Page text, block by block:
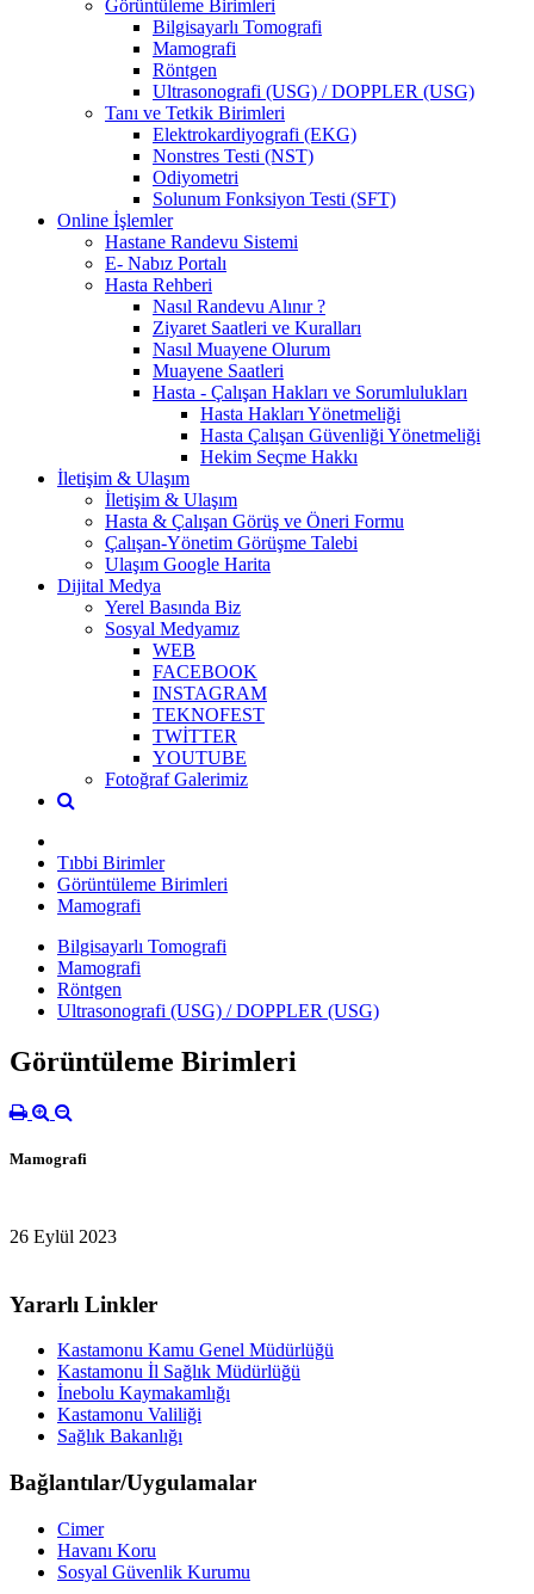
Görüntüleme Birimleri
Bilgisayarlı Tomografi
Mamografi
Röntgen
Ultrasonografi (USG) / DOPPLER (USG)
Tanı ve Tetkik Birimleri
Elektrokardiyografi (EKG)
Nonstres Testi (NST)
Odiyometri
Solunum Fonksiyon Testi (SFT)
Online İşlemler
Hastane Randevu Sistemi
E- Nabız Portalı
Hasta Rehberi
Nasıl Randevu Alınır ?
Ziyaret Saatleri ve Kuralları
Nasıl Muayene Olurum
Muayene Saatleri
Hasta - Çalışan Hakları ve Sorumlulukları
Hasta Hakları Yönetmeliği
Hasta Çalışan Güvenliği Yönetmeliği
Hekim Seçme Hakkı
İletişim & Ulaşım
İletişim & Ulaşım
Hasta & Çalışan Görüş ve Öneri Formu
Çalışan-Yönetim Görüşme Talebi
Ulaşım Google Harita
Dijital Medya
Yerel Basında Biz
Sosyal Medyamız
WEB
FACEBOOK
INSTAGRAM
TEKNOFEST
TWİTTER
YOUTUBE
Fotoğraf Galerimiz
Tıbbi Birimler
Görüntüleme Birimleri
Mamografi
Bilgisayarlı Tomografi
Mamografi
Röntgen
Ultrasonografi (USG) / DOPPLER (USG)
Görüntüleme Birimleri
Mamografi
26 Eylül 2023
Yararlı Linkler
Kastamonu Kamu Genel Müdürlüğü
Kastamonu İl Sağlık Müdürlüğü
İnebolu Kaymakamlığı
Kastamonu Valiliği
Sağlık Bakanlığı
Bağlantılar/Uygulamalar
Cimer
Havanı Koru
Sosyal Güvenlik Kurumu